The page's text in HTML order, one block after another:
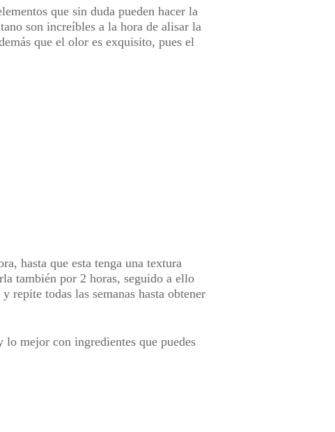
que sin duda pueden hacer la
son increíbles a la hora de alisar la
que el olor es exquisito, pues el
hasta que esta tenga una textura
también por 2 horas, seguido a ello
repite todas las semanas hasta obtener
lo mejor con ingredientes que puedes